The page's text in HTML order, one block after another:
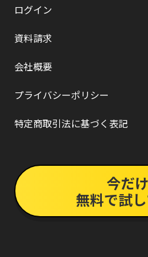
ログイン
資料請求
会社概要
プライバシーポリシー
特定商取引法に基づく表記
今だ
無料で試